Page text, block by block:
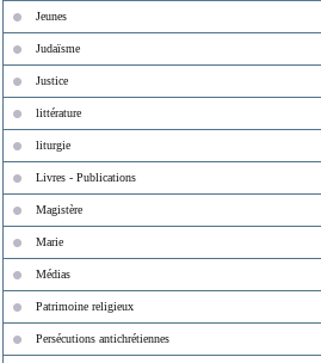
Jeunes
Judaïsme
Justice
littérature
liturgie
Livres - Publications
Magistère
Marie
Médias
Patrimoine religieux
Persécutions antichrétiennes